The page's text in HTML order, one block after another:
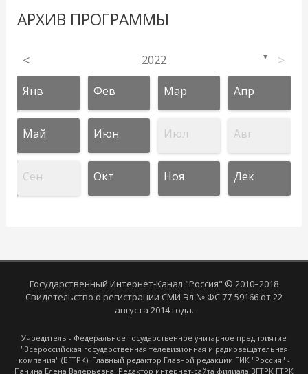
АРХИВ ПРОГРАММЫ
< 2022 ▼ >
Янв Фев Мар Апр
Май Июн Июл Авг
Сен Окт Ноя Дек
Государственный Интернет-Канал "Россия" © 2010–2018
Свидетельство о регистрации СМИ Эл № ФС 77-59166 от 22
августа 2014 года.
Учредитель - Федеральное государственное унитарное предприятие
"Всероссийская государственная телевизионная и радиовещательная
компания" (ВГТРК). Главный редактор Главной редакции ГИК "Россия" -
Панина Елена Валерьевна. Редактор интернет-сайта филиала ВГТРК ГТРК